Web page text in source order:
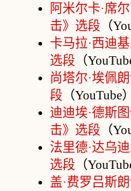
阿米尔卡·席
击》选段 （
卡马拉·西迪
选段 （
尚塔尔·埃佩
段 （YouTube
迪迪埃·德斯
击》选段 （
法里德·达乌
选段 （
盖·费罗吕斯